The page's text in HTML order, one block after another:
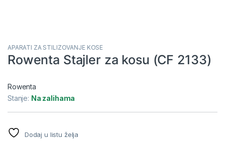
APARATI ZA STILIZOVANJE KOSE
Rowenta Stajler za kosu (CF 2133)
Rowenta
Stanje: Na zalihama
Dodaj u listu želja